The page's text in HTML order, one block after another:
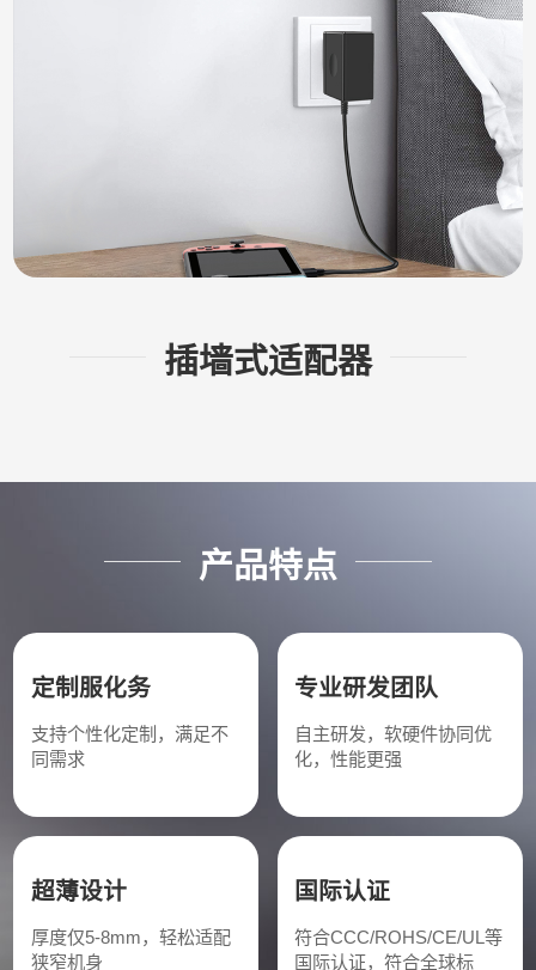
插墙式适配器
产品特点
定制服化务
支持个性化定制，满足不
同需求
专业研发团队
自主研发，软硬件协同优
化，性能更强
超薄设计
厚度仅5-8mm，轻松适配
狭窄机身
国际认证
符合CCC/ROHS/CE/UL等
国际认证，符合全球标